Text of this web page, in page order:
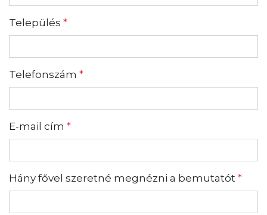
Település *
Telefonszám *
E-mail cím *
Hány fővel szeretné megnézni a bemutatót *